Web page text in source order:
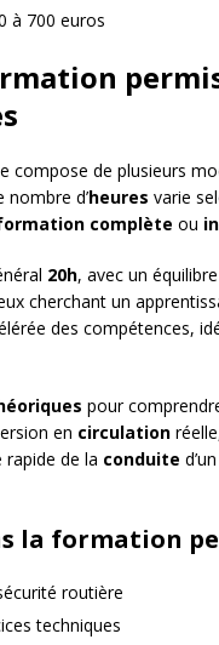
à 700 euros
compose de plusieurs
nombre d’heures varie
complète ou
20h, avec un
cherchant un
des compétences,
pour
en circulation
de la conduite d’un
la formation
routière
techniques